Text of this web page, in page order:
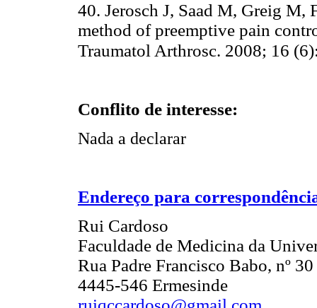
40. Jerosch J, Saad M, Greig M,
method of preemptive pain
Traumatol Arthrosc. 2008; 16
Conflito de interesse:
Nada a declarar
Endereço para
Rui Cardoso
Faculdade de Medicina da
Rua Padre Francisco Babo, nº 30
4445-546 Ermesinde